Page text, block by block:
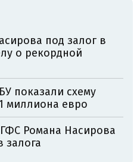
под залог в
о рекордной
показали схему
миллиона евро
Романа Насирова
залога